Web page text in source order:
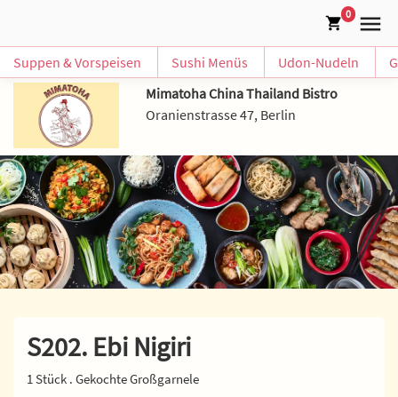
0
Suppen & Vorspeisen Sushi Menüs Udon-Nudeln
Mimatoha China Thailand Bistro
Oranienstrasse 47, Berlin
S202. Ebi Nigiri
1 Stück . Gekochte Großgarnele